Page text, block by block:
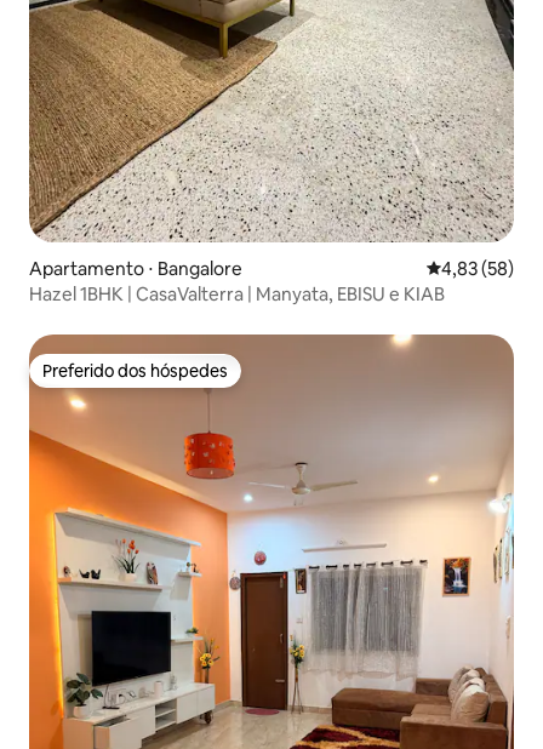
Apartamento ⋅ Bangalore 4,83 de uma
4,83 (58)
Hazel 1BHK | CasaValterra | Manyata, EBISU e KIAB
Preferido dos hóspedes
Preferido dos hóspedes